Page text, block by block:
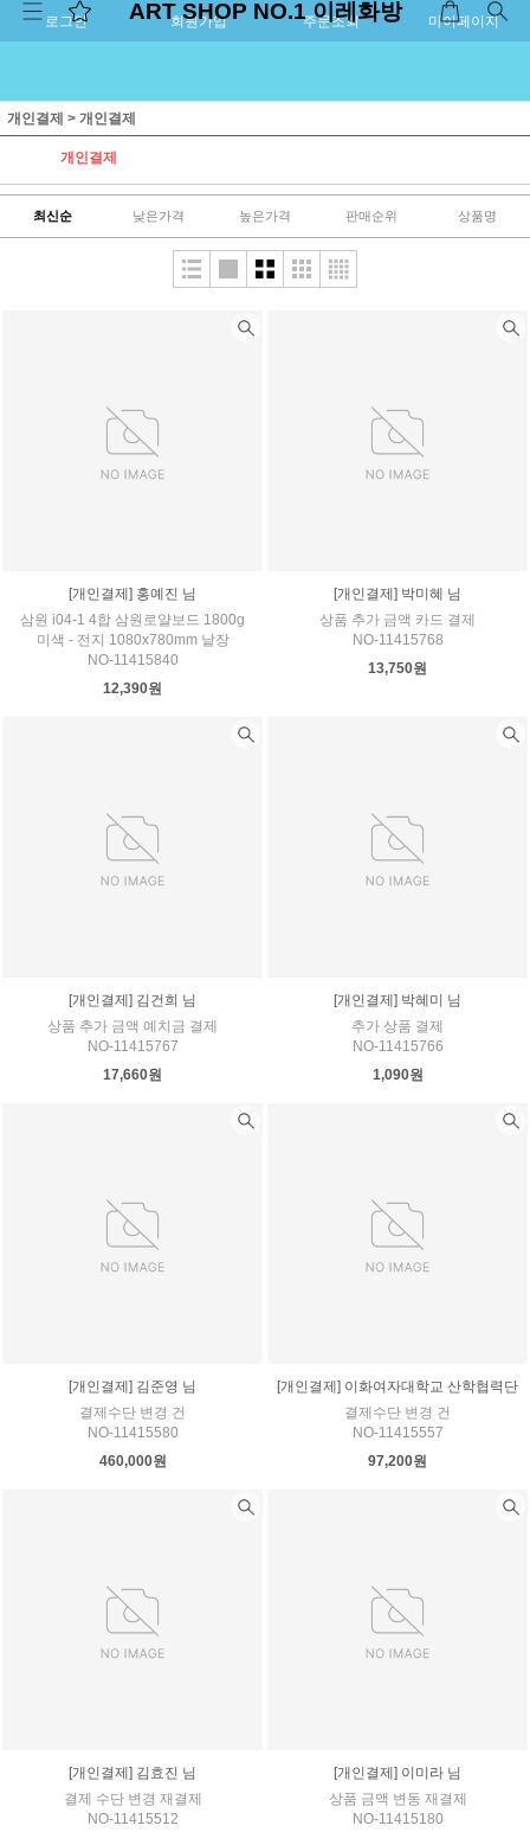
로그인 회원가입 주문조회 마이페이지
ART SHOP NO.1 이레화방
개인결제 > 개인결제
개인결제
최신순 낮은가격 높은가격 판매순위 상품명
[개인결제] 홍예진 님
삼원 i04-1 4합 삼원로얄보드 1800g
미색 - 전지 1080x780mm 낱장
NO-11415840
12,390원
[개인결제] 박미혜 님
상품 추가 금액 카드 결제
NO-11415768
13,750원
[개인결제] 김건희 님
상품 추가 금액 예치금 결제
NO-11415767
17,660원
[개인결제] 박혜미 님
추가 상품 결제
NO-11415766
1,090원
[개인결제] 김준영 님
결제수단 변경 건
NO-11415580
460,000원
[개인결제] 이화여자대학교 산학협력단
결제수단 변경 건
NO-11415557
97,200원
[개인결제] 김효진 님
결제 수단 변경 재결제
NO-11415512
[개인결제] 이미라 님
상품 금액 변동 재결제
NO-11415180